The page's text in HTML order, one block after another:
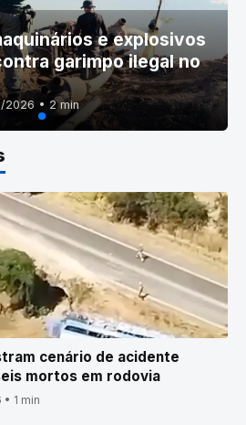
e explosivos
garimpo ilegal no
2026 • 2 min
cenário de acidente
mortos em rodovia
• 1 min